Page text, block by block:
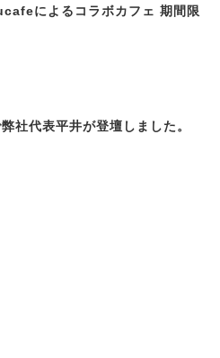
によるコラボカフェ 期間限